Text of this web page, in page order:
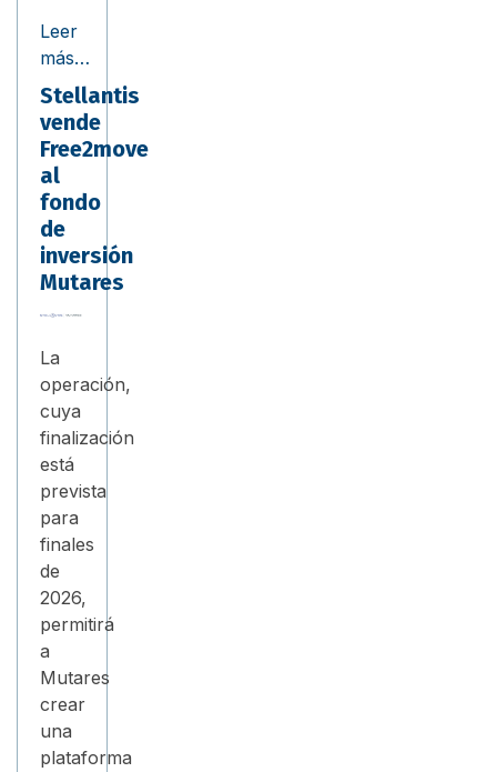
Leer
más…
Stellantis
vende
Free2move
al
fondo
de
inversión
Mutares
La
operación,
cuya
finalización
está
prevista
para
finales
de
2026,
permitirá
a
Mutares
crear
una
plataforma